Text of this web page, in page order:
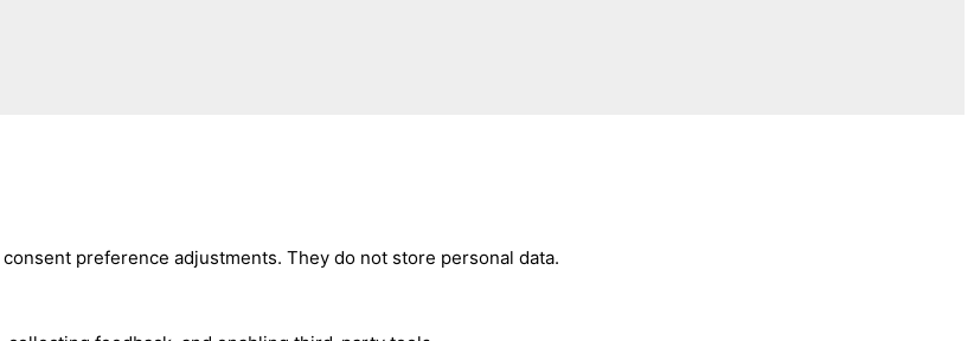
preference adjustments. They do not store personal data.